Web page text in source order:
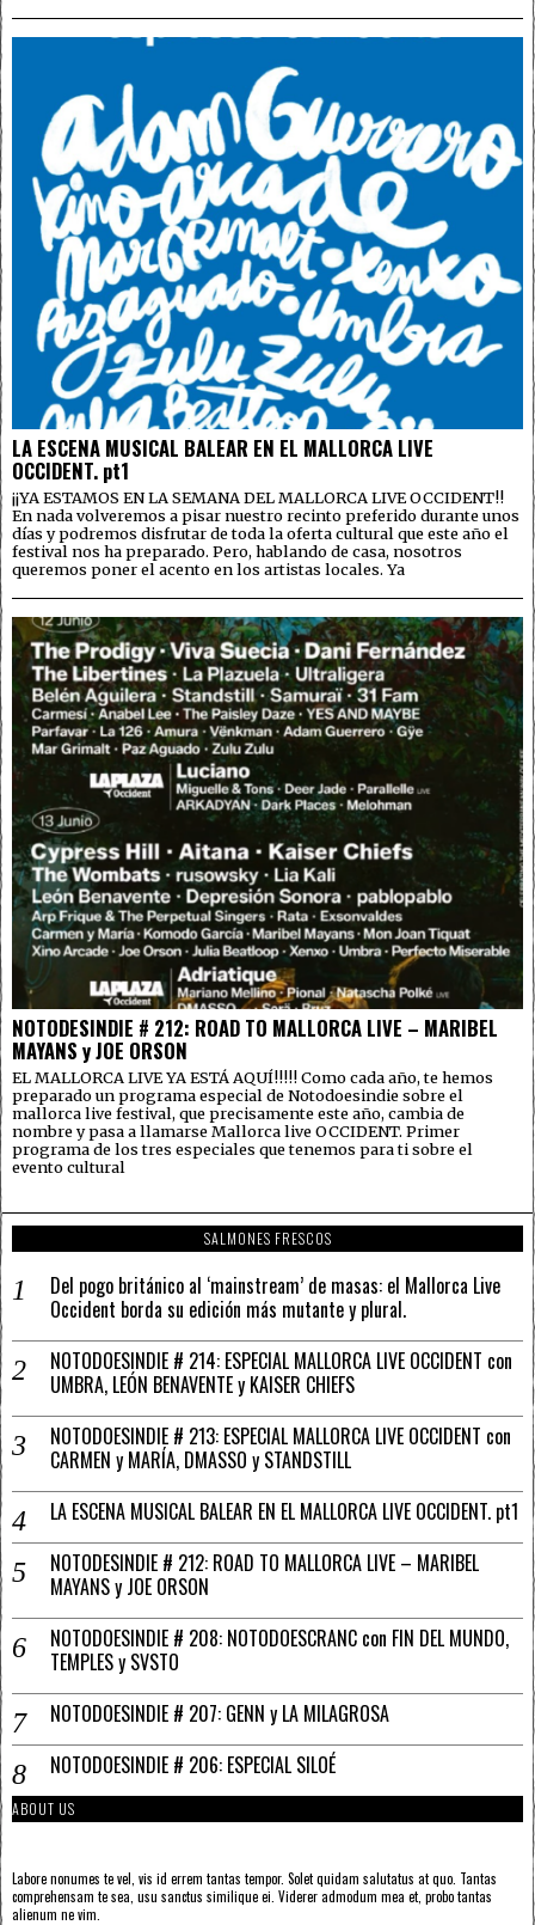
LA ESCENA MUSICAL BALEAR EN EL MALLORCA LIVE
OCCIDENT. pt1
¡¡YA ESTAMOS EN LA SEMANA DEL MALLORCA LIVE OCCIDENT!!
En nada volveremos a pisar nuestro recinto preferido durante unos
días y podremos disfrutar de toda la oferta cultural que este año el
festival nos ha preparado. Pero, hablando de casa, nosotros
queremos poner el acento en los artistas locales. Ya
NOTODESINDIE # 212: ROAD TO MALLORCA LIVE – MARIBEL
MAYANS y JOE ORSON
EL MALLORCA LIVE YA ESTÁ AQUÍ!!!!! Como cada año, te hemos
preparado un programa especial de Notodoesindie sobre el
mallorca live festival, que precisamente este año, cambia de
nombre y pasa a llamarse Mallorca live OCCIDENT. Primer
programa de los tres especiales que tenemos para ti sobre el
evento cultural
SALMONES FRESCOS
Del pogo británico al ‘mainstream’ de masas: el Mallorca Live
Occident borda su edición más mutante y plural.
NOTODOESINDIE # 214: ESPECIAL MALLORCA LIVE OCCIDENT con
UMBRA, LEÓN BENAVENTE y KAISER CHIEFS
NOTODOESINDIE # 213: ESPECIAL MALLORCA LIVE OCCIDENT con
CARMEN y MARÍA, DMASSO y STANDSTILL
LA ESCENA MUSICAL BALEAR EN EL MALLORCA LIVE OCCIDENT. pt1
NOTODESINDIE # 212: ROAD TO MALLORCA LIVE – MARIBEL
MAYANS y JOE ORSON
NOTODOESINDIE # 208: NOTODOESCRANC con FIN DEL MUNDO,
TEMPLES y SVSTO
NOTODOESINDIE # 207: GENN y LA MILAGROSA
NOTODOESINDIE # 206: ESPECIAL SILOÉ
ABOUT US
Labore nonumes te vel, vis id errem tantas tempor. Solet quidam salutatus at quo. Tantas
comprehensam te sea, usu sanctus similique ei. Viderer admodum mea et, probo tantas
alienum ne vim.